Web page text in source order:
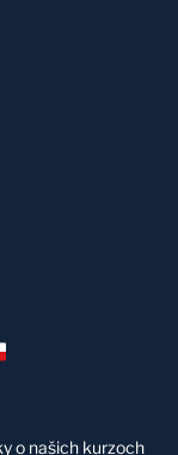
o našich kurzoch